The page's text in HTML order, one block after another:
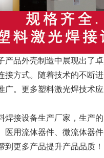
产品外壳制造中展现出了
接方式。随着技术的不断进
广。更多塑料激光焊技术
焊接设备生产厂家，生产
医用流体器件、微流体器
到更多产品提升产品品质！